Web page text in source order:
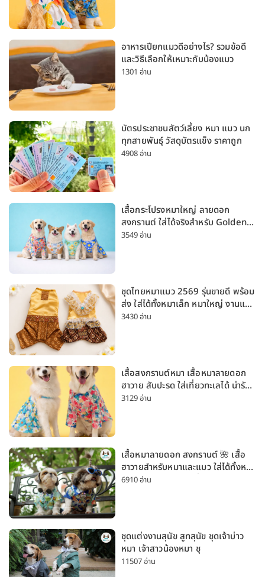
อาหารเปียกแมวดีอย่างไร? รวมข้อดี
และวิธีเลือกให้เหมาะกับน้องแมว
1301 อ่าน
บัตรประชาชนสัตว์เลี้ยง หมา แมว นก
ทุกสายพันธุ์ วัสดุบัตรแข็ง ราคาถูก
4908 อ่าน
เสื้อกระโปรงหมาใหญ่ ลายดอก
สงกรานต์ ใส่ได้จริงสำหรับ Golden
Husky Labrador [อัปเดต 2026]
3549 อ่าน
ชุดไทยหมาแมว 2569 รุ่นขายดี พร้อม
ส่ง ใส่ได้ทั้งหมาเล็ก หมาใหญ่ งานแต่ง
สงกรานต์ ลอยกระทง
3430 อ่าน
เสื้อสงกรานต์หมา เสื้อหมาลายดอก
ฮาวาย สับปะรด ใส่เที่ยวทะเลได้ น่ารัก
ใส่ได้ทั้งหมาเล็กและหมาใหญ่
3129 อ่าน
เสื้อหมาลายดอก สงกรานต์ 🌺 เสื้อ
ฮาวายสำหรับหมาและแมว ใส่ได้ทั้งหมา
เล็กและหมาใหญ่ ใส่เที่ยวทะเลน่ารัก
6910 อ่าน
ชุดแต่งงานสุนัข สูทสุนัข ชุดเจ้าบ่าว
หมา เจ้าสาวน้องหมา ชุ
11507 อ่าน